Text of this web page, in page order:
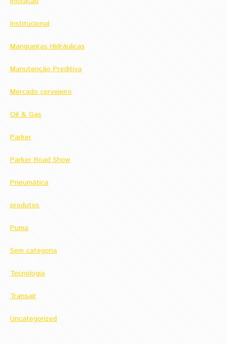
Institucional
Mangueiras Hidráulicas
Manutenção Preditiva
Mercado cervejeiro
Oil & Gas
Parker
Parker Road Show
Pneumática
produtos
Puma
Sem categoria
Tecnologia
Transair
Uncategorized